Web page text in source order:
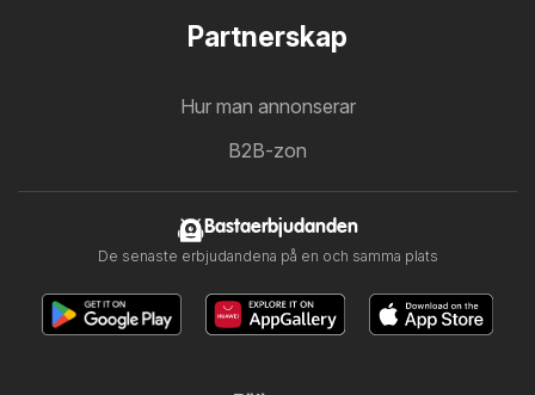
Partnerskap
Hur man annonserar
B2B-zon
Bastaerbjudanden
De senaste erbjudandena på en och samma plats